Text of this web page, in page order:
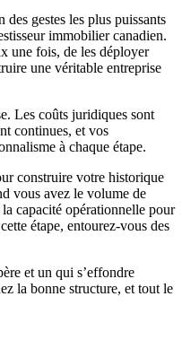
gestes les plus puissants
immobilier canadien.
une fois, de les déployer
une véritable entreprise
Les coûts juridiques sont
continues, et vos
à chaque étape.
construire votre historique
vous avez le volume de
la capacité opérationnelle pour
étape, entourez-vous des
et un qui s’effondre
la bonne structure, et tout le